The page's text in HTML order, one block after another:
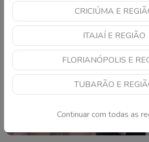
CRICIÚMA E
ITAJAÍ E REGIÃO
FLORIANÓPOLIS E
TUBARÃO E
Continuar com todas as